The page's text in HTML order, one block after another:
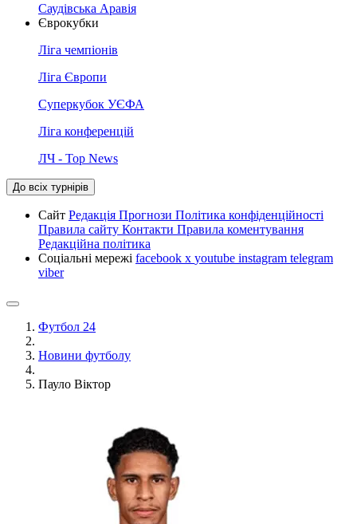
Саудівська Аравія
Єврокубки
Ліга чемпіонів
Ліга Європи
Суперкубок УЄФА
Ліга конференцій
ЛЧ - Top News
До всіх турнірів
Сайт Редакція Прогнози Політика конфіденційності
Правила сайту Контакти Правила коментування
Редакційна політика
Соціальні мережі facebook x youtube instagram telegram
viber
Футбол 24
Новини футболу
Пауло Віктор